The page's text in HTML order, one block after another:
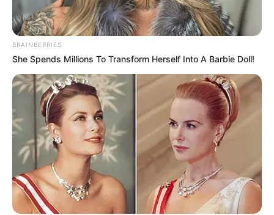
BRAINBERRIES
She Spends Millions To Transform Herself Into A Barbie Doll!